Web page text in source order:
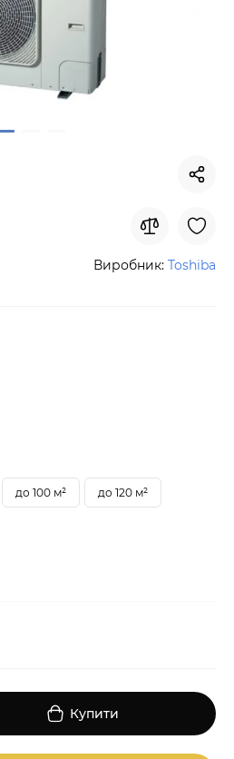
Виробник: Toshiba
до 100 м² до 120 м²
Купити